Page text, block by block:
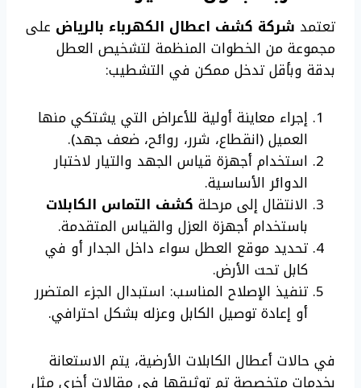
تعتمد شركة كشف اعطال الكهرباء بالرياض على
مجموعة من الخطوات المنظمة لتشخيص العطل
بدقة وبأقل تدخل ممكن في التشطيب:
إجراء معاينة أولية للأعراض التي يشتكي منها
العميل (انقطاع، شرر، روائح، ضعف جهد).
استخدام أجهزة قياس الجهد والتيار لاختبار
الدوائر الأساسية.
الانتقال إلى مرحلة كشف التماس الكابلات
باستخدام أجهزة العزل والقياس المتقدمة.
تحديد موقع العطل سواء داخل الجدار أو في
كابل تحت الأرض.
تنفيذ الإصلاح المناسب: استبدال الجزء المتضرر
أو إعادة توصيل الكابل وعزله بشكل احترافي.
في حالات أعطال الكابلات الأرضية، يتم الاستعانة
بخدمات متخصصة تم توثيقها في مقالات أخرى مثل